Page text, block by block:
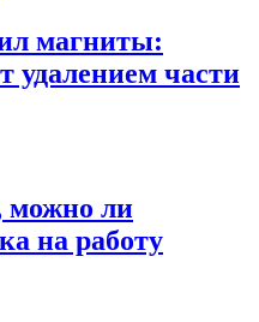
магниты:
удалением части
можно ли
на работу